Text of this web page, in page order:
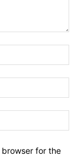
browser for the